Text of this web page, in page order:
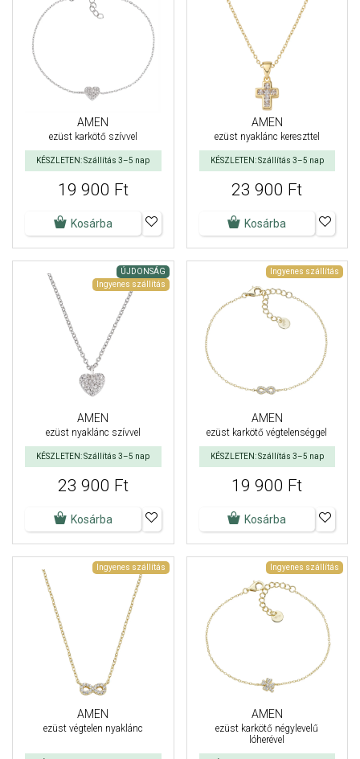
AMEN
ezüst karkötő szívvel
KÉSZLETEN: Szállítás 3–5 nap
19 900 Ft
Kosárba
AMEN
ezüst nyaklánc kereszttel
KÉSZLETEN: Szállítás 3–5 nap
23 900 Ft
Kosárba
ÚJDONSÁG
Ingyenes szállítás
AMEN
ezüst nyaklánc szívvel
KÉSZLETEN: Szállítás 3–5 nap
23 900 Ft
Kosárba
Ingyenes szállítás
AMEN
ezüst karkötő végtelenséggel
KÉSZLETEN: Szállítás 3–5 nap
19 900 Ft
Kosárba
Ingyenes szállítás
AMEN
ezüst végtelen nyaklánc
Ingyenes szállítás
AMEN
ezüst karkötő négylevelű
lóherével